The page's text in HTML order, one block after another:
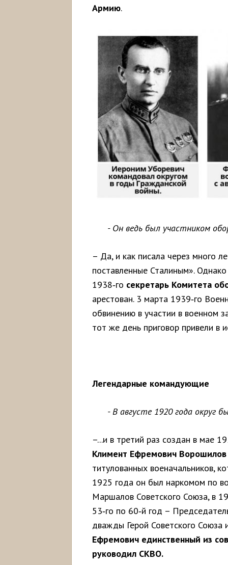
Армию.
- Он ведь был участником
– Да, и как писала через много
поставленные Сталиным».
1938‑го секретарь Комитета
арестован. 3 марта 1939‑го
обвинению в участии в военном
тот же день приговор привели в
Легендарные командующие
- В августе 1920 года округ
–...и в третий раз создан в мае
Климент Ефремович
титулованных военачальников,
1925 года он был наркомом по
Маршалов Советского Союза, в
53‑го по 60‑й год –
дважды Герой Советского Союза
Ефремович единственный из
руководил СКВО.